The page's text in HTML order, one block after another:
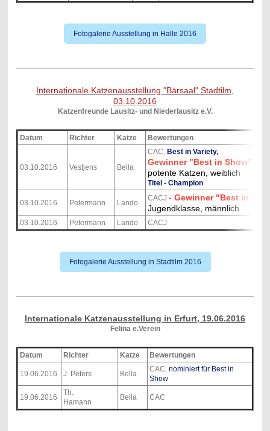
Fotogalerie Ausstellung in Halle 2016
Internationale Katzenausstellung "Bärsaal" Stadtilm,
03.10.2016
Katzenfreunde Lausitz- und Niederlausitz e.V.
Datum Richter Katze Bewertungen
03.10.2016 Vestjens Bella
CAC, Best in Variety,
Gewinner "Best in Show"
potente Katzen, weiblich
Titel - Champion
03.10.2016 Petermann Lando
CACJ - Gewinner "Best in
Jugendklasse, männlich
03.10.2016 Petermann Lando CACJ
Fotogalerie Ausstellung in Stadtilm 2016
Internationale Katzenausstellung in Erfurt, 19.06.2016
Felina e.Verein
Datum Richter Katze Bewertungen
19.06.2016 J. Peters Bella
CAC, nominiert für Best in
Show
19.06.2016
Th.
Hamann
Bella CAC